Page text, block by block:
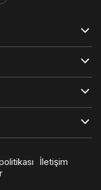
İletişim